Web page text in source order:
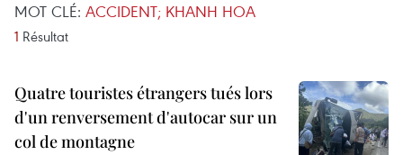
MOT CLÉ: ACCIDENT; KHANH HOA
1 Résultat
Quatre touristes étrangers tués lors
d'un renversement d'autocar sur un
col de montagne